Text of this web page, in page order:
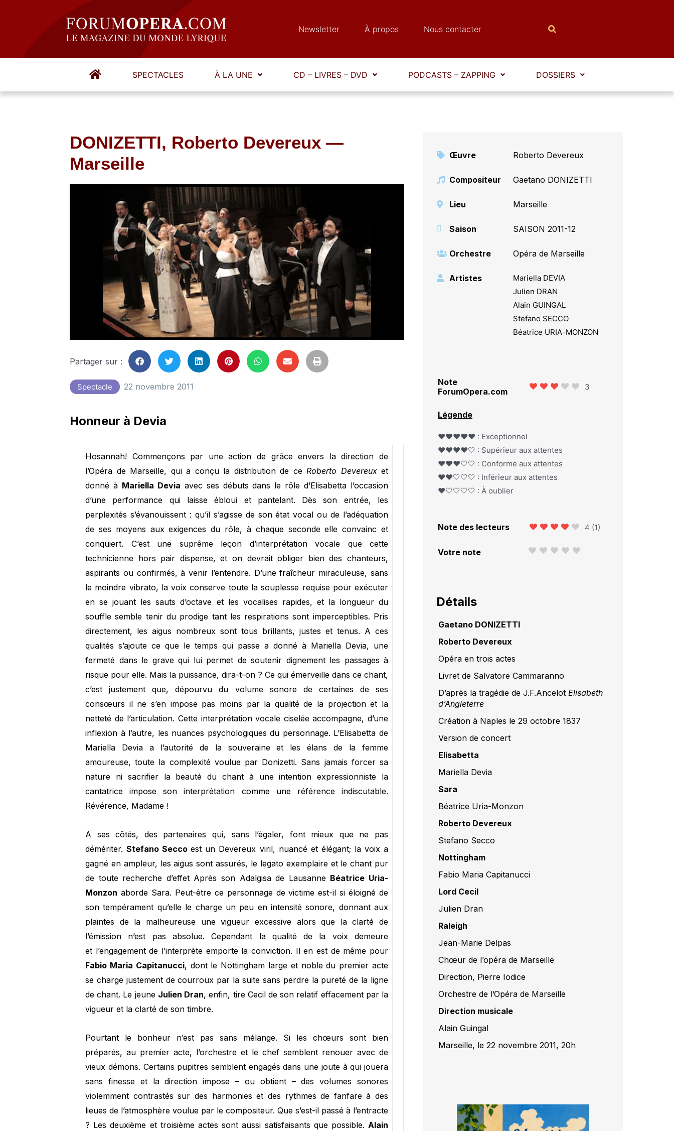
Newsletter À propos Nous contacter
SPECTACLES À LA UNE CD – LIVRES – DVD PODCASTS – ZAPPING DOSSIERS
DONIZETTI, Roberto Devereux —
Marseille
Partager sur :
Spectacle 22 novembre 2011
Honneur à Devia
Hosannah! Commençons par une action de grâce envers la direction de
l’Opéra de Marseille, qui a conçu la distribution de ceRoberto Devereuxet
donné à Mariella Devia avec ses débuts dans le rôle d’Elisabetta l’occasion
d’une performance qui laisse ébloui et pantelant. Dès son entrée, les
perplexités s’évanouissent : qu’il s’agisse de son état vocal ou de l’adéquation
de ses moyens aux exigences du rôle, à chaque seconde elle convainc et
conquiert. C’est une suprême leçon d’interprétation vocale que cette
technicienne hors pair dispense, et on devrait obliger bien des chanteurs,
aspirants ou confirmés, à venir l’entendre. D’une fraîcheur miraculeuse, sans
le moindre vibrato, la voix conserve toute la souplesse requise pour exécuter
en se jouant les sauts d’octave et les vocalises rapides, et la longueur du
souffle semble tenir du prodige tant les respirations sont imperceptibles. Pris
directement, les aigus nombreux sont tous brillants, justes et tenus. A ces
qualités s’ajoute ce que le temps qui passe a donné à Mariella Devia, une
fermeté dans le grave qui lui permet de soutenir dignement les passages à
risque pour elle. Mais la puissance, dira-t-on ? Ce qui émerveille dans ce chant,
c’est justement que, dépourvu du volume sonore de certaines de ses
consœurs il ne s’en impose pas moins par la qualité de la projection et la
netteté de l’articulation. Cette interprétation vocale ciselée accompagne, d’une
inflexion à l’autre, les nuances psychologiques du personnage. L’Elisabetta de
Mariella Devia a l’autorité de la souveraine et les élans de la femme
amoureuse, toute la complexité voulue par Donizetti. Sans jamais forcer sa
nature ni sacrifier la beauté du chant à une intention expressionniste la
cantatrice impose son interprétation comme une référence indiscutable.
Révérence, Madame !
A ses côtés, des partenaires qui, sans l’égaler, font mieux que ne pas
démériter.Stefano Seccoest un Devereux viril, nuancé et élégant; la voix a
gagné en ampleur, les aigus sont assurés, le legato exemplaire et le chant pur
de toute recherche d’effet Après son Adalgisa de Lausanne Béatrice Uria-
Monzon aborde Sara. Peut-être ce personnage de victime est-il si éloigné de
son tempérament qu’elle le charge un peu en intensité sonore, donnant aux
plaintes de la malheureuse une vigueur excessive alors que la clarté de
l’émission n’est pas absolue. Cependant la qualité de la voix demeure
et l’engagement de l’interprète emporte la conviction. Il en est de même pour
Fabio Maria Capitanucci, dont le Nottingham large et noble du premier acte
se charge justement de courroux par la suite sans perdre la pureté de la ligne
de chant. Le jeune Julien Dran, enfin, tire Cecil de son relatif effacement par la
vigueur et la clarté de son timbre.
Pourtant le bonheur n’est pas sans mélange. Si les chœurs sont bien
préparés, au premier acte, l’orchestre et le chef semblent renouer avec de
vieux démons. Certains pupitres semblent engagés dans une joute à qui jouera
sans finesse et la direction impose – ou obtient – des volumes sonores
violemment contrastés sur des harmonies et des rythmes de fanfare à des
lieues de l’atmosphère voulue par le compositeur. Que s’est-il passé à l’entracte
? Les deuxième et troisième actes sont aussi satisfaisants que possible.Alain
Œuvre Roberto Devereux
Compositeur Gaetano DONIZETTI
Lieu Marseille
Saison SAISON 2011-12
Orchestre Opéra de Marseille
Artistes
Mariella DEVIA
Julien DRAN
Alain GUINGAL
Stefano SECCO
Béatrice URIA-MONZON
Note
ForumOpera.com
3
Légende
❤️❤️❤️❤️❤️ : Exceptionnel
❤️❤️❤️❤️🤍 : Supérieur aux attentes
❤️❤️❤️🤍🤍 : Conforme aux attentes
❤️❤️🤍🤍🤍 : Inférieur aux attentes
❤️🤍🤍🤍🤍 : À oublier
Note des lecteurs 4 (1)
Votre note
Détails
Gaetano DONIZETTI
Roberto Devereux
Opéra en trois actes
Livret de Salvatore Cammaranno
D’après la tragédie de J.F.Ancelot Elisabeth
d’Angleterre
Création à Naples le 29 octobre 1837
Version de concert
Elisabetta
Mariella Devia
Sara
Béatrice Uria-Monzon
Roberto Devereux
Stefano Secco
Nottingham
Fabio Maria Capitanucci
Lord Cecil
Julien Dran
Raleigh
Jean-Marie Delpas
Chœur de l’opéra de Marseille
Direction, Pierre Iodice
Orchestre de l’Opéra de Marseille
Direction musicale
Alain Guingal
Marseille, le 22 novembre 2011, 20h